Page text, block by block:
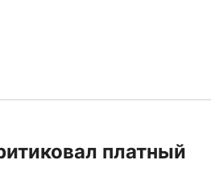
платный